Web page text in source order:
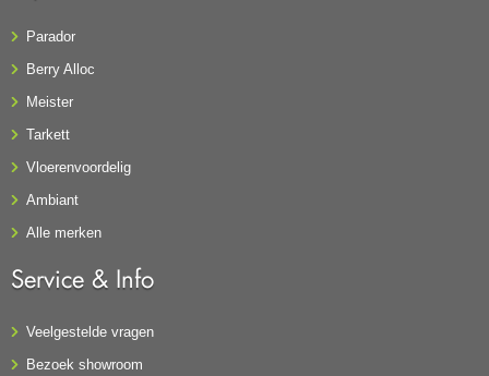
Parador
Berry Alloc
Meister
Tarkett
Vloerenvoordelig
Ambiant
Alle merken
Service & Info
Veelgestelde vragen
Bezoek showroom